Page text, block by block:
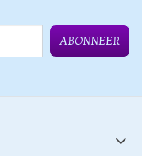
ABONNEER